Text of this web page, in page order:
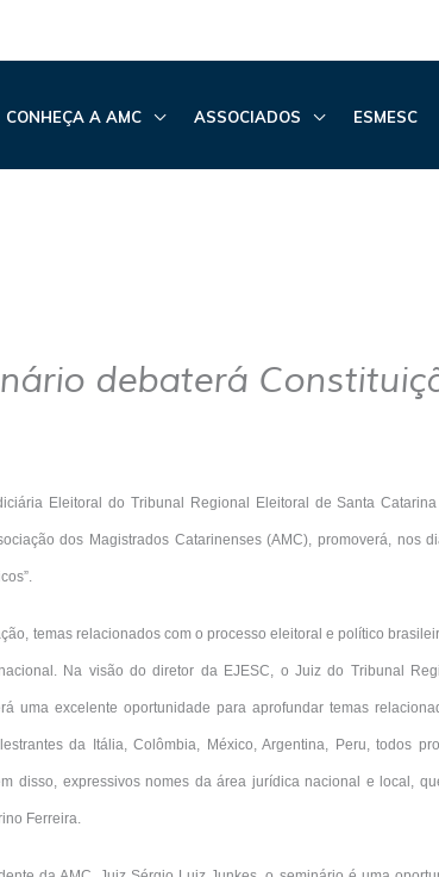
CONHEÇA A AMC ASSOCIADOS ESMESC
debaterá
Eleitoral do Tribunal Regional Eleitoral de Santa
dos Magistrados Catarinenses (AMC), promoverá, nos
temas relacionados com o processo eleitoral e político
Na visão do diretor da EJESC, o Juiz do Tribunal
uma excelente oportunidade para aprofundar temas
da Itália, Colômbia, México, Argentina, Peru, todos
disso, expressivos nomes da área jurídica nacional e local,
Ferreira.